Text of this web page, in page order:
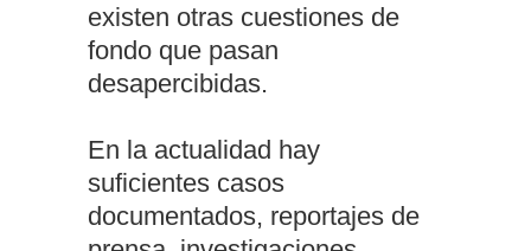
existen otras cuestiones de
fondo que pasan
desapercibidas.
En la actualidad hay
suficientes casos
documentados, reportajes de